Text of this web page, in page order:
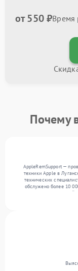
от 550 ₽Время
Почему
AppleRemSupport —
техники Apple в
технических
обслужено более 10
Ежемесячно в сервисный
за задачи любой